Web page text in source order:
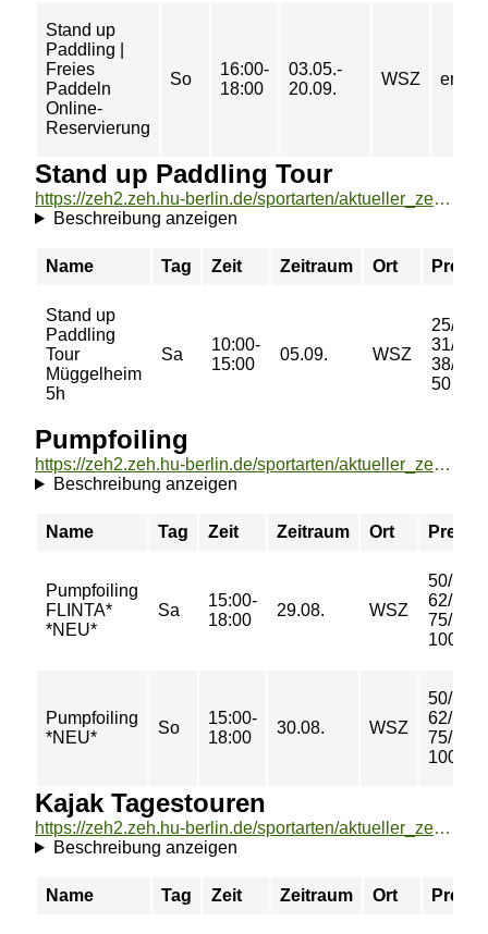
Stand up
Paddling |
Freies
Paddeln
Online-
Reservierung
So
16:00-
18:00
03.05.-
20.09.
WSZ
Stand up Paddling Tour
https://zeh2.zeh.hu-berlin.de/sportarten/aktueller_zeitraum/_Stand_up_Paddling_Tour.html
Beschreibung anzeigen
Name Tag Zeit Zeitraum Ort Preis
Stand up
Paddling
Tour
Müggelheim
5h
Sa
10:00-
15:00
05.09. WSZ
25/
31/
38/
50 €
Pumpfoiling
https://zeh2.zeh.hu-berlin.de/sportarten/aktueller_zeitraum/_Pumpfoiling.html
Beschreibung anzeigen
Name Tag Zeit Zeitraum Ort Preis
Pumpfoiling
FLINTA*
*NEU*
Sa
15:00-
18:00
29.08. WSZ
50/
62/
75/
100 €
Pumpfoiling
*NEU*
So
15:00-
18:00
30.08. WSZ
50/
62/
75/
100 €
Kajak Tagestouren
https://zeh2.zeh.hu-berlin.de/sportarten/aktueller_zeitraum/_Kajak_Tagestouren.html
Beschreibung anzeigen
Name Tag Zeit Zeitraum Ort Preis